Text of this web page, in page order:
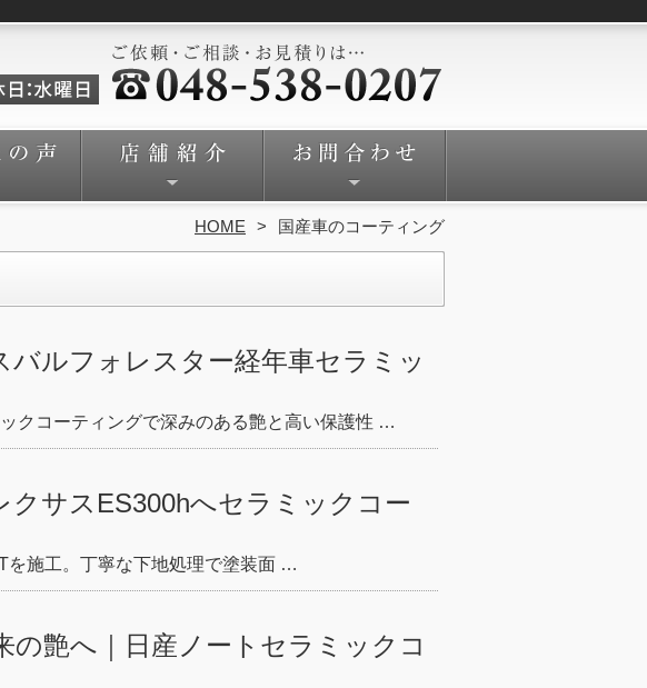
HOME 国産車のコーティング
バルフォレスター経年車セラミッ
クコーティングで深みのある艶と高い保護性 …
クサスES300hへセラミックコー
を施工。丁寧な下地処理で塗装面 …
の艶へ｜日産ノートセラミックコ